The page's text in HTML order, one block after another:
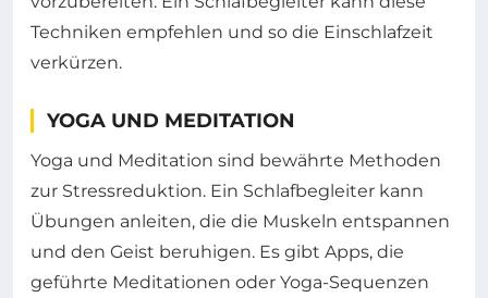
Techniken empfehlen und so die Einschlafzeit
verkürzen.
YOGA UND MEDITATION
Yoga und Meditation sind bewährte Methoden
zur Stressreduktion. Ein Schlafbegleiter kann
Übungen anleiten, die die Muskeln entspannen
und den Geist beruhigen. Es gibt Apps, die
geführte Meditationen oder Yoga-Sequenzen